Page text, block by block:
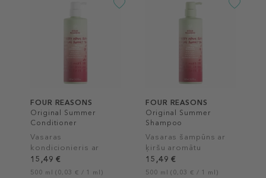
FOUR REASONS
Original Summer
Conditioner
Vasaras
kondicionieris ar
ķiršu aromātu
15,49 €
500 ml (0,03 € / 1 ml)
FOUR REASONS
Original Summer
Shampoo
Vasaras šampūns ar
ķiršu aromātu
15,49 €
500 ml (0,03 € / 1 ml)